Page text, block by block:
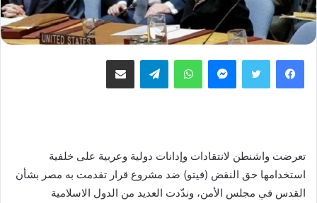
فيسبوك تويتر ماسنجر واتساب تيلقرام مشاركة عبر البريد
تعرضت واشنطن لانتقادات وإدانات دولية وعربية على خلفية
استخدامها حق النقض (فيتو) ضد مشروع قرار تقدمت به مصر بشأن
القدس في مجلس الأمن، وندّدت العديد من الدول الاسلامية